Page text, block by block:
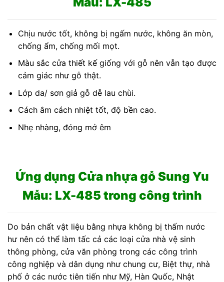
Chịu nước tốt, không bị ngấm nước, không ăn mòn,
chống ẩm, chống mối mọt.
Màu sắc cửa thiết kế giống với gỗ nên vẫn tạo được
cảm giác như gỗ thật.
Lớp da/ sơn giả gỗ dễ lau chùi.
Cách âm cách nhiệt tốt, độ bền cao.
Nhẹ nhàng, đóng mở êm
Ứng dụng Cửa nhựa gỗ Sung Yu
Mẫu: LX-485 trong công trình
Do bản chất vật liệu bằng nhựa không bị thấm nước
hư nên có thể làm tấc cả các loại cửa nhà vệ sinh
thông phòng, cửa văn phòng trong các công trình
công nghiệp và dân dụng như chung cư, Biệt thự, nhà
phố ở các nước tiên tiến như Mỹ, Hàn Quốc, Nhật